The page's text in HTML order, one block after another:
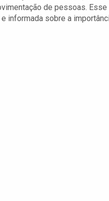
de pessoas.
informada sobre a